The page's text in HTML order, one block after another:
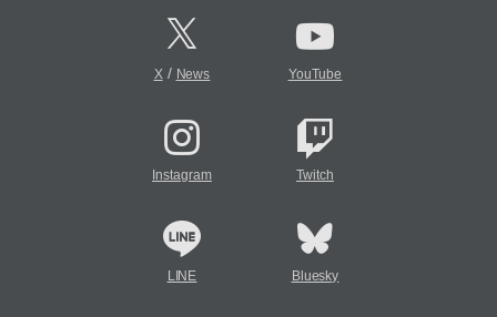
X/ News YouTube
Instagram Twitch
LINE Bluesky